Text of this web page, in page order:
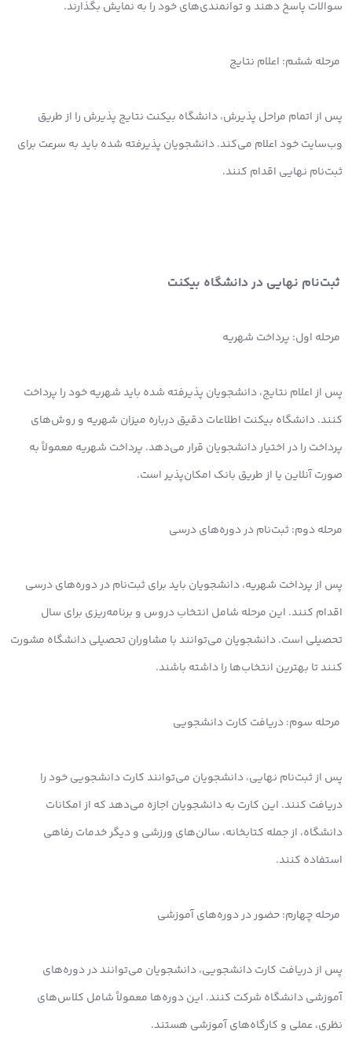
سوالات پاسخ دهند و توانمندی‌های خود را به نمایش بگذارند.
مرحله ششم: اعلام نتایج
پس از اتمام مراحل پذیرش، دانشگاه بیکنت نتایج پذیرش را از طریق
وب‌سایت خود اعلام می‌کند. دانشجویان پذیرفته شده باید به سرعت برای
ثبت‌نام نهایی اقدام کنند.
ثبت‌نام نهایی در دانشگاه بیکنت
مرحله اول: پرداخت شهریه
پس از اعلام نتایج، دانشجویان پذیرفته شده باید شهریه خود را پرداخت
کنند. دانشگاه بیکنت اطلاعات دقیق درباره میزان شهریه و روش‌های
پرداخت را در اختیار دانشجویان قرار می‌دهد. پرداخت شهریه معمولاً به
صورت آنلاین یا از طریق بانک امکان‌پذیر است.
مرحله دوم: ثبت‌نام در دوره‌های درسی
پس از پرداخت شهریه، دانشجویان باید برای ثبت‌نام در دوره‌های درسی
اقدام کنند. این مرحله شامل انتخاب دروس و برنامه‌ریزی برای سال
تحصیلی است. دانشجویان می‌توانند با مشاوران تحصیلی دانشگاه مشورت
کنند تا بهترین انتخاب‌ها را داشته باشند.
مرحله سوم: دریافت کارت دانشجویی
پس از ثبت‌نام نهایی، دانشجویان می‌توانند کارت دانشجویی خود را
دریافت کنند. این کارت به دانشجویان اجازه می‌دهد که از امکانات
دانشگاه، از جمله کتابخانه، سالن‌های ورزشی و دیگر خدمات رفاهی
استفاده کنند.
مرحله چهارم: حضور در دوره‌های آموزشی
پس از دریافت کارت دانشجویی، دانشجویان می‌توانند در دوره‌های
آموزشی دانشگاه شرکت کنند. این دوره‌ها معمولاً شامل کلاس‌های
نظری، عملی و کارگاه‌های آموزشی هستند.